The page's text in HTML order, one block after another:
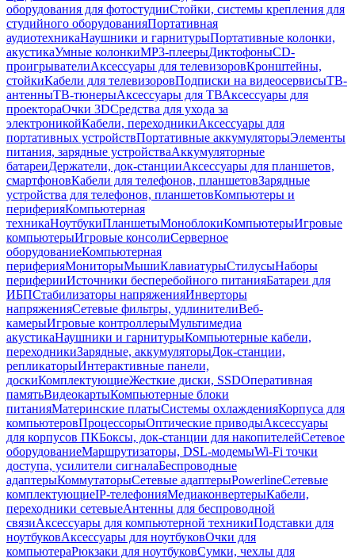
оборудования для фотостудииСтойки, системы крепления для
студийного оборудованияПортативная
аудиотехникаНаушники и гарнитурыПортативные колонки,
акустикаУмные колонкиMP3-плеерыДиктофоныCD-
проигрывателиАксессуары для телевизоровКронштейны,
стойкиКабели для телевизоровПодписки на видеосервисыТВ-
антенныТВ-тюнерыАксессуары для ТВАксессуары для
проектораОчки 3DСредства для ухода за
электроникойКабели, переходникиАксессуары для
портативных устройствПортативные аккумуляторыЭлементы
питания, зарядные устройстваАккумуляторные
батареиДержатели, док-станцииАксессуары для планшетов,
смартфоновКабели для телефонов, планшетовЗарядные
устройства для телефонов, планшетовКомпьютеры и
периферияКомпьютерная
техникаНоутбукиПланшетыМоноблокиКомпьютерыИгровые
компьютерыИгровые консолиСерверное
оборудованиеКомпьютерная
периферияМониторыМышиКлавиатурыСтилусыНаборы
периферииИсточники бесперебойного питанияБатареи для
ИБПСтабилизаторы напряженияИнверторы
напряженияСетевые фильтры, удлинителиВеб-
камерыИгровые контроллерыМультимедиа
акустикаНаушники и гарнитурыКомпьютерные кабели,
переходникиЗарядные, аккумуляторыДок-станции,
репликаторыИнтерактивные панели,
доскиКомплектующиеЖесткие диски, SSDОперативная
памятьВидеокартыКомпьютерные блоки
питанияМатеринские платыСистемы охлажденияКорпуса для
компьютеровПроцессорыОптические приводыАксессуары
для корпусов ПКБоксы, док-станции для накопителейСетевое
оборудованиеМаршрутизаторы, DSL-модемыWi-Fi точки
доступа, усилители сигналаБеспроводные
адаптерыКоммутаторыСетевые адаптерыPowerlineСетевые
комплектующиеIP-телефонияМедиаконвертерыКабели,
переходники сетевыеАнтенны для беспроводной
связиАксессуары для компьютерной техникиПодставки для
ноутбуковАксессуары для ноутбуковОчки для
компьютераРюкзаки для ноутбуковСумки, чехлы для